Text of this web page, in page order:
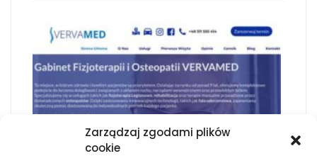
Zarządzaj zgodami plików
cookie